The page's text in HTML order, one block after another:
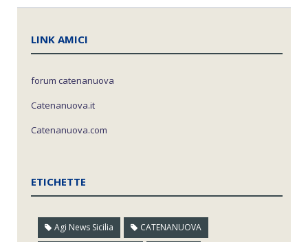
LINK AMICI
forum catenanuova
Catenanuova.it
Catenanuova.com
ETICHETTE
Agi News Sicilia CATENANUOVA